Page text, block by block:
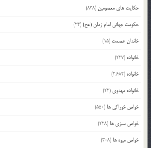
حکایت های معصومین (838)
حکومت جهانی امام زمان (عج)(24)
خاندان عصمت (15)
خانواده (227)
خانواده (2,682)
خانواده مهدوی (22)
خواص خوراکی ها (550)
خواص سبزی ها (228)
خواص میوه ها (308)